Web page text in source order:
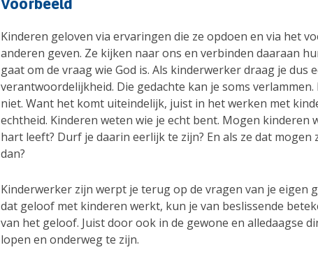
Kinderen geloven via ervaringen die ze opdoen en via het
anderen geven. Ze kijken naar ons en verbinden daaraan
gaat om de vraag wie God is. Als kinderwerker draag je dus
verantwoordelijkheid. Die gedachte kan je soms
niet. Want het komt uiteindelijk, juist in het werken met
echtheid. Kinderen weten wie je echt bent. Mogen kinderen
hart leeft? Durf je daarin eerlijk te zijn? En als ze dat mogen
dan?
Kinderwerker zijn werpt je terug op de vragen van je eigen
dat geloof met kinderen werkt, kun je van beslissende
van het geloof. Juist door ook in de gewone en alledaagse
lopen en onderweg te zijn.